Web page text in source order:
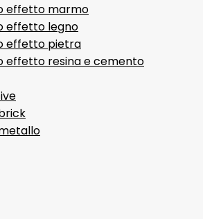
effetto marmo
effetto legno
effetto pietra
effetto resina e cemento